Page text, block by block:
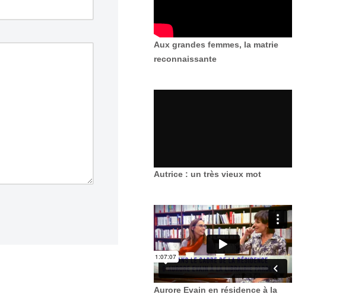
Aux grandes femmes, la matrie
reconnaissante
Autrice : un très vieux mot
Aurore Evain en résidence à la